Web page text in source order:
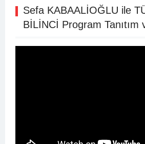
Sefa KABAALİOĞLU ile
BİLİNCİ Program Tanıtım